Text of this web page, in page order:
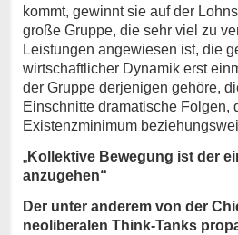
kommt, gewinnt sie auf der
große Gruppe, die sehr viel zu
Leistungen angewiesen ist, die
wirtschaftlicher Dynamik erst
der Gruppe derjenigen gehöre,
Einschnitte dramatische Folgen,
Existenzminimum
„Kollektive Bewegung ist der
anzugehen“
Der unter anderem von der
neoliberalen Think-Tanks